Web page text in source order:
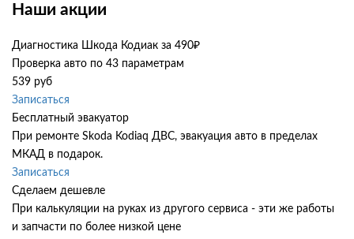
Наши акции
Диагностика Шкода Кодиак за 490₽
Проверка авто по 43 параметрам
539 руб
Записаться
Бесплатный эвакуатор
При ремонте Skoda Kodiaq ДВС, эвакуация авто в пределах
МКАД в подарок.
Записаться
Сделаем дешевле
При калькуляции на руках из другого сервиса - эти же работы
и запчасти по более низкой цене